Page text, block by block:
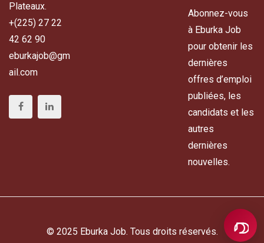
Plateaux.
+(225) 27 22
42 62 90
eburkajob@gm
ail.com
Abonnez-vous
à Eburka Job
pour obtenir les
dernières
offres d’emploi
publiées, les
candidats et les
autres
dernières
nouvelles.
© 2025 Eburka Job. Tous droits réservés.